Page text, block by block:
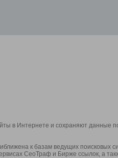
в Интернете и сохраняют данные
к базам ведущих поисковых
СеоТраф и Бирже ссылок, а